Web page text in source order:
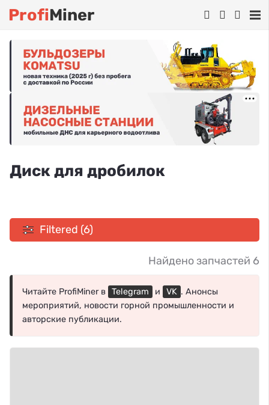
ProfiMiner
Диск для дробилок
Filtered (6)
Найдено запчастей 6
Читайте ProfiMiner в Telegram и VK . Анонсы
мероприятий, новости горной промышленности и
авторские публикации.